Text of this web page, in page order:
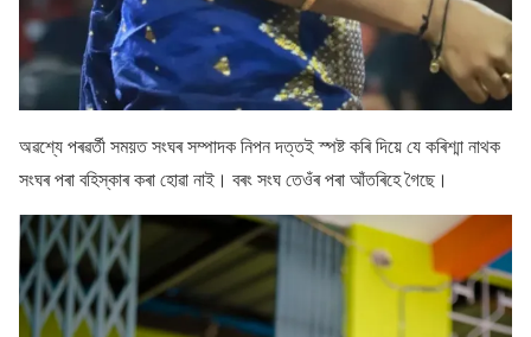
অৱশ্যে পৰৱৰ্তী সময়ত সংঘৰ সম্পাদক নিপন দত্তই স্পষ্ট কৰি দিয়ে যে কৰিশ্মা নাথক
সংঘৰ পৰা বহিস্কাৰ কৰা হোৱা নাই। বৰং সংঘ তেওঁৰ পৰা আঁতৰিহে গৈছে।